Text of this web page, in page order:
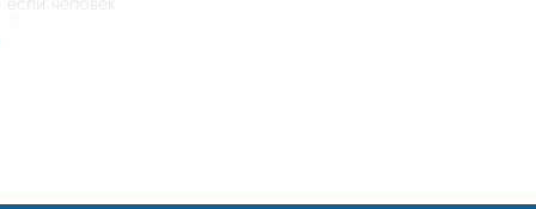
своего